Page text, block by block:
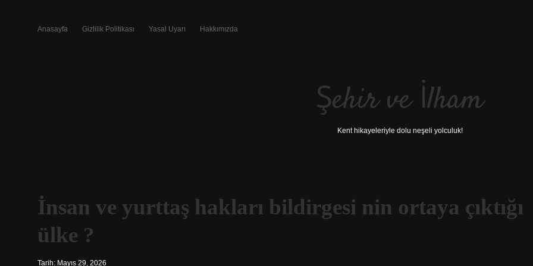
Anasayfa Gizlilik Politikası Yasal Uyarı Hakkımızda
Şehir ve İlham
Kent hikayeleriyle dolu neşeli yolculuk!
İnsan ve yurttaş hakları bildirgesi nin ortaya çıktığı
ülke ?
Tarih: Mayıs 29, 2026